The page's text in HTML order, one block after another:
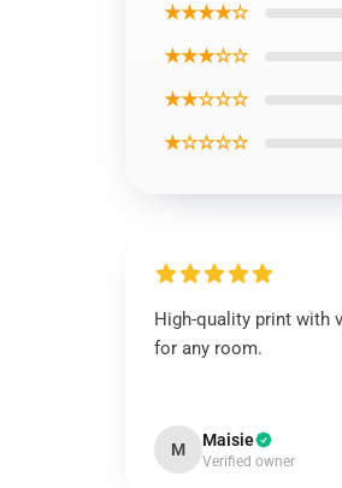
★★★★☆
★★★☆☆
★★☆☆☆
★☆☆☆☆
High-quality print with
for any room.
M Maisie
Verified owner